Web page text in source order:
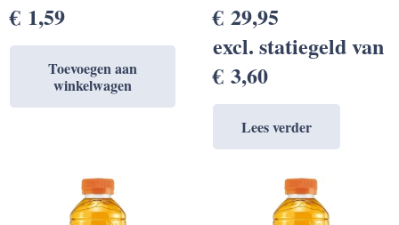
€ 1,59
Toevoegen aan
winkelwagen
€ 29,95
excl. statiegeld van
€ 3,60
Lees verder